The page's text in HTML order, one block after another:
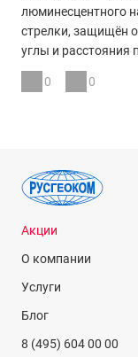
люминесцентного
стрелки, защищён
углы и расстояния
0 0
Акции
О компании
Услуги
Блог
8 (495) 604 00 00